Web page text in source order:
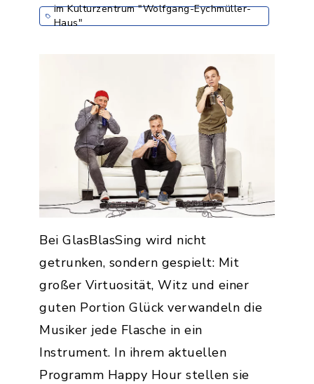
im Kulturzentrum "Wolfgang-Eychmüller-
Haus"
Bei GlasBlasSing wird nicht
getrunken, sondern gespielt: Mit
großer Virtuosität, Witz und einer
guten Portion Glück verwandeln die
Musiker jede Flasche in ein
Instrument. In ihrem aktuellen
Programm Happy Hour stellen sie